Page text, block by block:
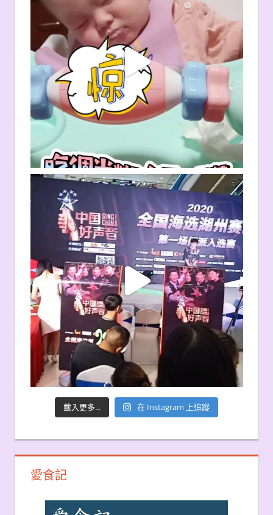
載入更多... 在 Instagram 上追蹤
愛食記